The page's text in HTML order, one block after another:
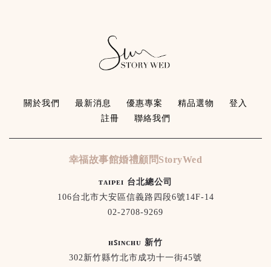
關於我們 最新消息 優惠專案 精品選物
登入
註冊
聯絡我們
幸福故事館婚禮顧問StoryWed
ᴛᴀɪᴘᴇɪ 台北總公司
106台北市大安區信義路四段6號14F-14
02-2708-9269
ʜꜱɪɴᴄʜᴜ 新竹
302新竹縣竹北市成功十一街45號